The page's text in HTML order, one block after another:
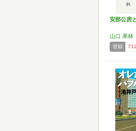
安部公房
山口 果林
登録 712